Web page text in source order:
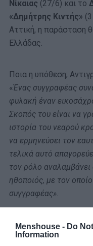
Menshouse - Do
Information
Νίκαιας (27/6) και το
«Δημήτρης Κιντής»
Αττική, η παράσταση
Ελλάδας.
Ποια η υπόθεση;
«Ένας συγγραφέας
φυλακή έναν
Σκοπός του είναι να
ιστορία του νεαρού
να ερμηνεύσει τον
τελικά αυτό
τον ρόλο
ηθοποιός, με τον
συγγραφέας».